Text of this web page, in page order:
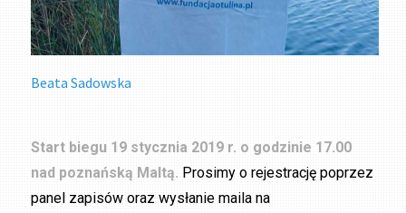
Beata Sadowska
Start biegu 19 stycznia 2019 r. o godzinie 17.00
nad poznańską Maltą. Prosimy o rejestrację poprzez
panel zapisów oraz wysłanie maila na